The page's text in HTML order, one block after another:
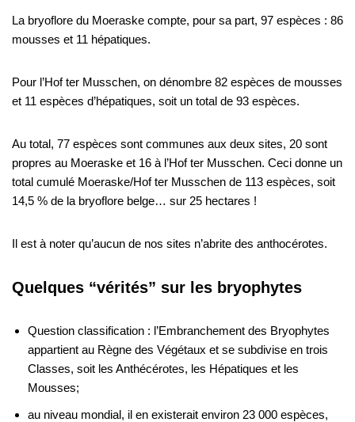
La bryoflore du Moeraske compte, pour sa part, 97 espèces : 86
mousses et 11 hépatiques.
Pour l’Hof ter Musschen, on dénombre 82 espèces de mousses
et 11 espèces d’hépatiques, soit un total de 93 espèces.
Au total, 77 espèces sont communes aux deux sites, 20 sont
propres au Moeraske et 16 à l’Hof ter Musschen. Ceci donne un
total cumulé Moeraske/Hof ter Musschen de 113 espèces, soit
14,5 % de la bryoflore belge… sur 25 hectares !
Il est à noter qu’aucun de nos sites n’abrite des anthocérotes.
Quelques “vérités” sur les bryophytes
Question classification : l’Embranchement des Bryophytes
appartient au Règne des Végétaux et se subdivise en trois
Classes, soit les Anthécérotes, les Hépatiques et les
Mousses;
au niveau mondial, il en existerait environ 23 000 espèces,